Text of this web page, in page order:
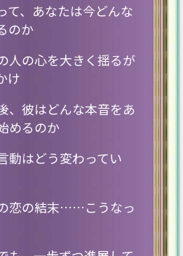
て、あなたは今どんな
のか
人の心を大きく揺るが
け
、彼はどんな本音をあ
めるのか
動はどう変わってい
恋の結末……こうなっ